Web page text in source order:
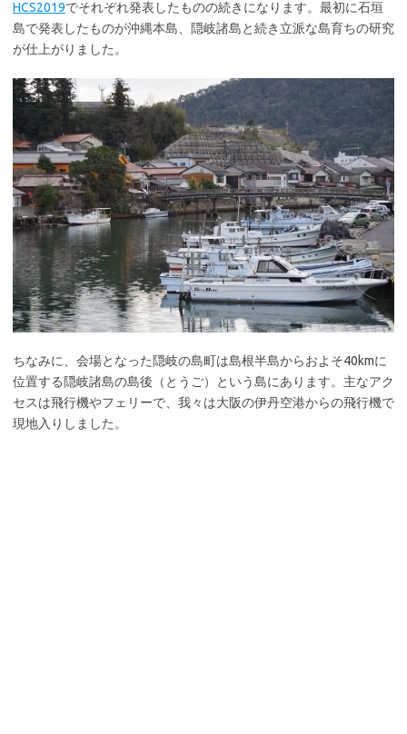
HCS2019でそれぞれ発表したものの続きになります。最初に石垣
島で発表したものが沖縄本島、隠岐諸島と続き立派な島育ちの研究
が仕上がりました。
ちなみに、会場となった隠岐の島町は島根半島からおよそ40kmに
位置する隠岐諸島の島後（とうご）という島にあります。主なアク
セスは飛行機やフェリーで、我々は大阪の伊丹空港からの飛行機で
現地入りしました。